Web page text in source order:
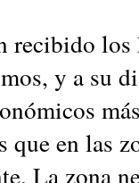
recibido
y a su
en las
La zona